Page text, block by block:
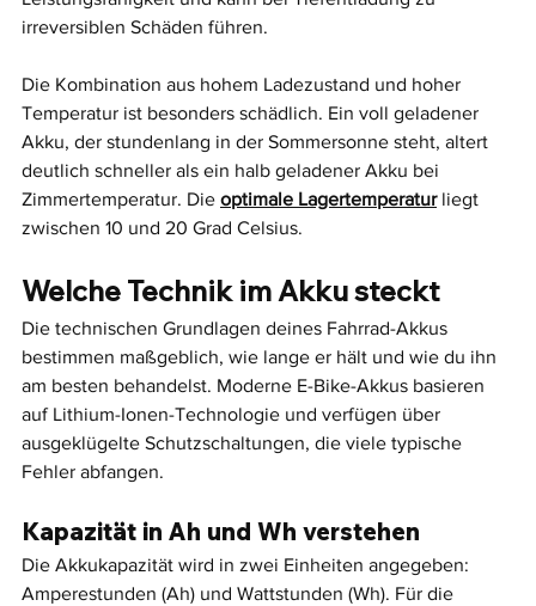
irreversiblen Schäden führen.
Die Kombination aus hohem Ladezustand und hoher
Temperatur ist besonders schädlich. Ein voll geladener
Akku, der stundenlang in der Sommersonne steht, altert
deutlich schneller als ein halb geladener Akku bei
Zimmertemperatur. Die optimale Lagertemperatur liegt
zwischen 10 und 20 Grad Celsius.
Welche Technik im Akku steckt
Die technischen Grundlagen deines Fahrrad-Akkus
bestimmen maßgeblich, wie lange er hält und wie du ihn
am besten behandelst. Moderne E-Bike-Akkus basieren
auf Lithium-Ionen-Technologie und verfügen über
ausgeklügelte Schutzschaltungen, die viele typische
Fehler abfangen.
Kapazität in Ah und Wh verstehen
Die Akkukapazität wird in zwei Einheiten angegeben:
Amperestunden (Ah) und Wattstunden (Wh). Für die